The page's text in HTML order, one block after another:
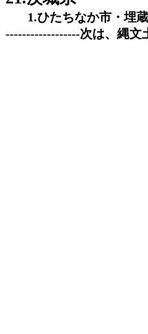
1.ひたちなか市・埋
------------------次は、縄文